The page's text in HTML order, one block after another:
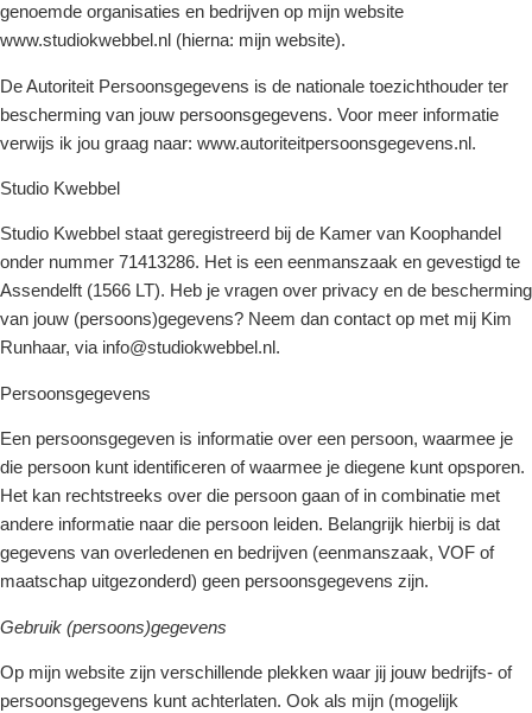
genoemde organisaties en bedrijven op mijn website
www.studiokwebbel.nl (hierna: mijn website).
De Autoriteit Persoonsgegevens is de nationale toezichthouder ter
bescherming van jouw persoonsgegevens. Voor meer informatie
verwijs ik jou graag naar: www.autoriteitpersoonsgegevens.nl.
Studio Kwebbel
Studio Kwebbel staat geregistreerd bij de Kamer van Koophandel
onder nummer 71413286. Het is een eenmanszaak en gevestigd te
Assendelft (1566 LT). Heb je vragen over privacy en de bescherming
van jouw (persoons)gegevens? Neem dan contact op met mij Kim
Runhaar, via info@studiokwebbel.nl.
Persoonsgegevens
Een persoonsgegeven is informatie over een persoon, waarmee je
die persoon kunt identificeren of waarmee je diegene kunt opsporen.
Het kan rechtstreeks over die persoon gaan of in combinatie met
andere informatie naar die persoon leiden. Belangrijk hierbij is dat
gegevens van overledenen en bedrijven (eenmanszaak, VOF of
maatschap uitgezonderd) geen persoonsgegevens zijn.
Gebruik (persoons)gegevens
Op mijn website zijn verschillende plekken waar jij jouw bedrijfs- of
persoonsgegevens kunt achterlaten. Ook als mijn (mogelijk